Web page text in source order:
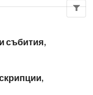
събития,